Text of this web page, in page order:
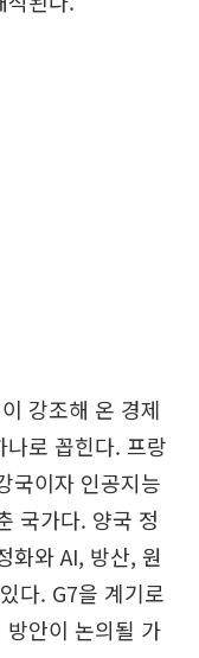
강조해 온 경제
로 꼽힌다. 프랑
국이자 인공지능
국가다. 양국 정
화와 AI, 방산, 원
다. G7을 계기로
안이 논의될 가